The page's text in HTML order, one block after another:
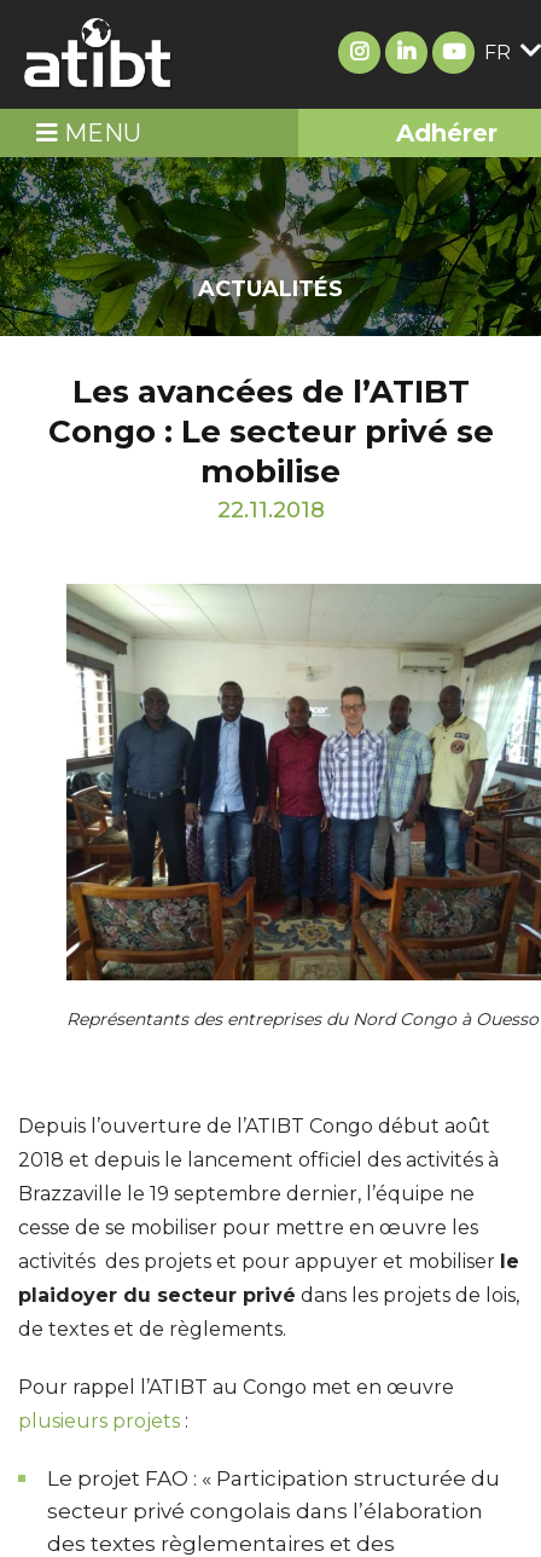
FR
MENU Adhérer
ACTUALITÉS
Les avancées de l’ATIBT
Congo : Le secteur privé se
mobilise
22.11.2018
Représentants des entreprises du Nord Congo à Ouesso
Depuis l’ouverture de l’ATIBT Congo début août
2018 et depuis le lancement officiel des activités à
Brazzaville le 19 septembre dernier, l’équipe ne
cesse de se mobiliser pour mettre en œuvre les
activités des projets et pour appuyer et mobiliser le
plaidoyer du secteur privé dans les projets de lois,
de textes et de règlements.
Pour rappel l’ATIBT au Congo met en œuvre
plusieurs projets :
Le projet FAO : « Participation structurée du
secteur privé congolais dans l’élaboration
des textes règlementaires et des